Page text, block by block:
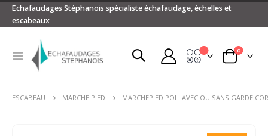
Echafaudages Stéphanois spécialiste échafaudage, échelles et
escabeaux
Basculer
Panier
0articles
Devis
ESCABEAU MARCHE PIED MARCHEPIED POLI AVEC OU SANS GARDE